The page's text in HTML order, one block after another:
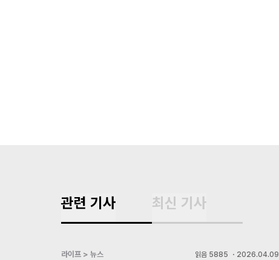
관련 기사 최신 기사
라이프 > 뉴스 읽음 5885 ・ 2026.04.09